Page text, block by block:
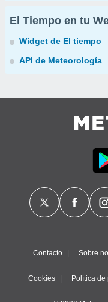
El Tiempo en tu
Widget de El tiempo
API de Meteorología
Contacto Sobre
Cookies Política de